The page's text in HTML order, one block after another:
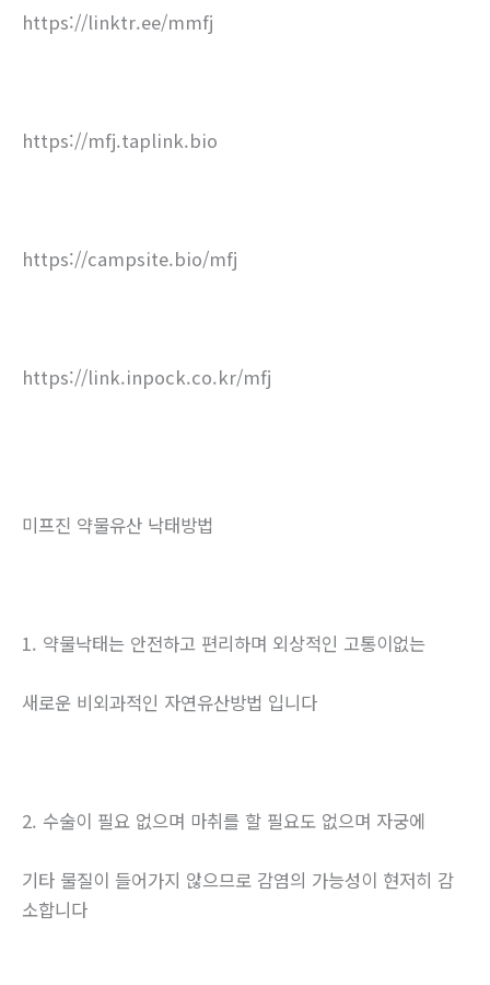
https://linktr.ee/mmfj
https://mfj.taplink.bio
https://campsite.bio/mfj
https://link.inpock.co.kr/mfj
미프진 약물유산 낙태방법
1. 약물낙태는 안전하고 편리하며 외상적인 고통이없는
새로운 비외과적인 자연유산방법 입니다
2. 수술이 필요 없으며 마취를 할 필요도 없으며 자궁에
기타 물질이 들어가지 않으므로 감염의 가능성이 현저히 감
소합니다